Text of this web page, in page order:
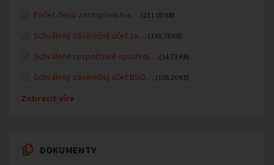
Počet členů zastupitelstva… (231.00 KB)
Schválený závěrečný účet za… (148.78 KB)
Schválené rozpočtové opatření… (14.73 KB)
Schválený závěrečný účet DSO… (106.20 KB)
Zobrazit více
DOKUMENTY